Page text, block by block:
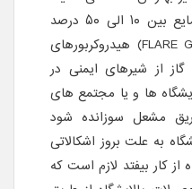
معمولا درصد پروپان در گاز مایع بین ۱۰ الی ۵۰ درصد
متغیر است . گاز مشعل (FLARE GAS) هیدروکربورهای
از شیرهای ایمنی در
ها و یا مجتمع های
مشعل سوزانده شود
به علت بروز اشکالاتی
کار بیفتد لازم است که